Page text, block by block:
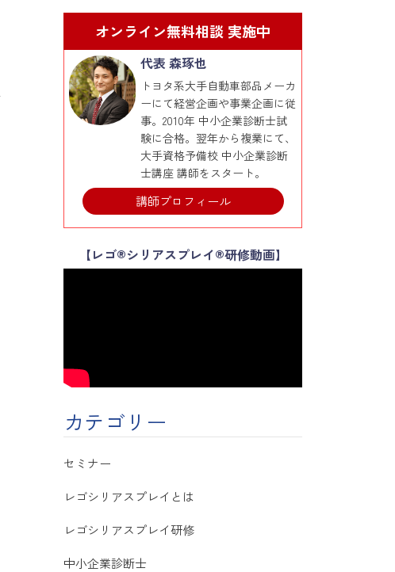
オンライン無料相談 実施中
代表 森琢也
トヨタ系大手自動車部品メーカ
ーにて経営企画や事業企画に従
事。2010年 中小企業診断士試
験に合格。翌年から複業にて、
大手資格予備校 中小企業診断
士講座 講師をスタート。
講師プロフィール
【レゴ®シリアスプレイ®研修動画】
カテゴリー
セミナー
レゴシリアスプレイとは
レゴシリアスプレイ研修
中小企業診断士